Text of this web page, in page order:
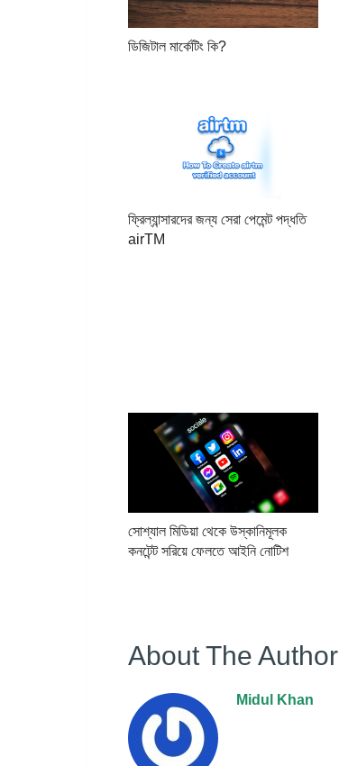
ডিজিটাল মার্কেটিং কি?
ফ্রিল্যান্সারদের জন্য সেরা পেমেন্ট পদ্ধতি
airTM
সোশ্যাল মিডিয়া থেকে উস্কানিমূলক
কনটেন্ট সরিয়ে ফেলতে আইনি নোটিশ
About The Author
Midul Khan